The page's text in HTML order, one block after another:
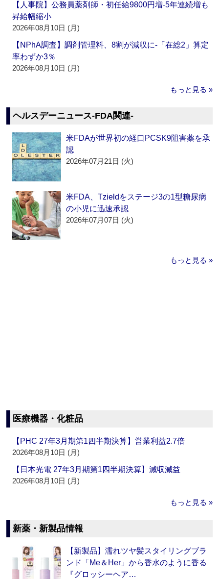
【人事院】公務員薬剤師・初任給9800円増‐5年連続増も
昇給幅縮小
2026年08月10日 (月)
【NPhA調査】調剤管理料、8割が減収に‐「在総2」算定
率わずか3％
2026年08月10日 (月)
もっと見る »
ヘルスデーニュース‐FDA関連‐
米FDAが世界初の経口PCSK9阻害薬を承
認
2026年07月21日 (火)
米FDA、Tzieldをステージ3の1型糖尿病
の小児に迅速承認
2026年07月07日 (火)
もっと見る »
医療機器・化粧品
【PHC 27年3月期第1四半期決算】営業利益2.7倍
2026年08月10日 (月)
【日本光電 27年3月期第1四半期決算】減収減益
2026年08月10日 (月)
もっと見る »
新薬・新製品情報
【新製品】濡れツヤ髪スタイリングブラ
ンド「Me＆Her」から香水のように香る
『グロッシーヘア…